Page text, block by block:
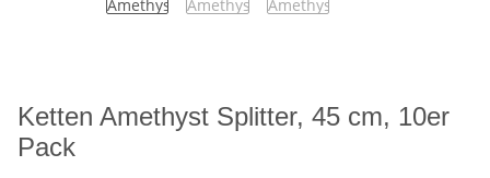
Ketten Amethyst Splitter, 45 cm, 10er
Pack